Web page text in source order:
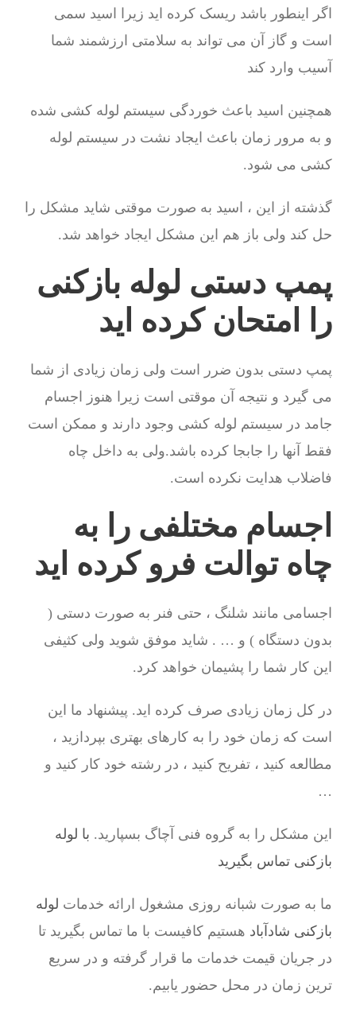
اگر اینطور باشد ریسک کرده اید زیرا اسید سمی
است و گاز آن می تواند به سلامتی ارزشمند شما
آسیب وارد کند
همچنین اسید باعث خوردگی سیستم لوله کشی شده
و به مرور زمان باعث ایجاد نشت در سیستم لوله
کشی می شود.
گذشته از این ، اسید به صورت موقتی شاید مشکل را
حل کند ولی باز هم این مشکل ایجاد خواهد شد.
پمپ دستی لوله بازکنی
را امتحان کرده اید
پمپ دستی بدون ضرر است ولی زمان زیادی از شما
می گیرد و نتیجه آن موقتی است زیرا هنوز اجسام
جامد در سیستم لوله کشی وجود دارند و ممکن است
فقط آنها را جابجا کرده باشد.ولی به داخل چاه
فاضلاب هدایت نکرده است.
اجسام مختلفی را به
چاه توالت فرو کرده اید
اجسامی مانند شلنگ ، حتی فنر به صورت دستی (
بدون دستگاه ) و … . شاید موفق شوید ولی کثیفی
این کار شما را پشیمان خواهد کرد.
در کل زمان زیادی صرف کرده اید. پیشنهاد ما این
است که زمان خود را به کارهای بهتری بپردازید ،
مطالعه کنید ، تفریح کنید ، در رشته خود کار کنید و
…
این مشکل را به گروه فنی آچاگ بسپارید. با لوله
بازکنی تماس بگیرید
ما به صورت شبانه روزی مشغول ارائه خدمات لوله
بازکنی شادآباد هستیم کافیست با ما تماس بگیرید تا
در جریان قیمت خدمات ما قرار گرفته و در سریع
ترین زمان در محل حضور یابیم.